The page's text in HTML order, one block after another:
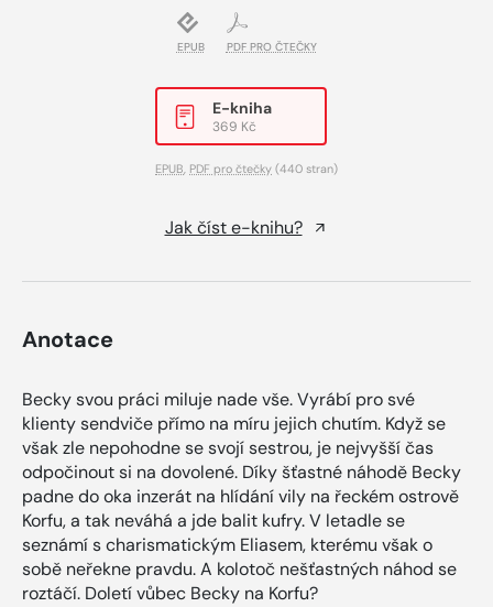
EPUB PDF PRO ČTEČKY
E-kniha
369 Kč
EPUB, PDF pro čtečky (440 stran)
Jak číst e-knihu?
Anotace
Becky svou práci miluje nade vše. Vyrábí pro své
klienty sendviče přímo na míru jejich chutím. Když se
však zle nepohodne se svojí sestrou, je nejvyšší čas
odpočinout si na dovolené. Díky šťastné náhodě Becky
padne do oka inzerát na hlídání vily na řeckém ostrově
Korfu, a tak neváhá a jde balit kufry. V letadle se
seznámí s charismatickým Eliasem, kterému však o
sobě neřekne pravdu. A kolotoč nešťastných náhod se
roztáčí. Doletí vůbec Becky na Korfu?